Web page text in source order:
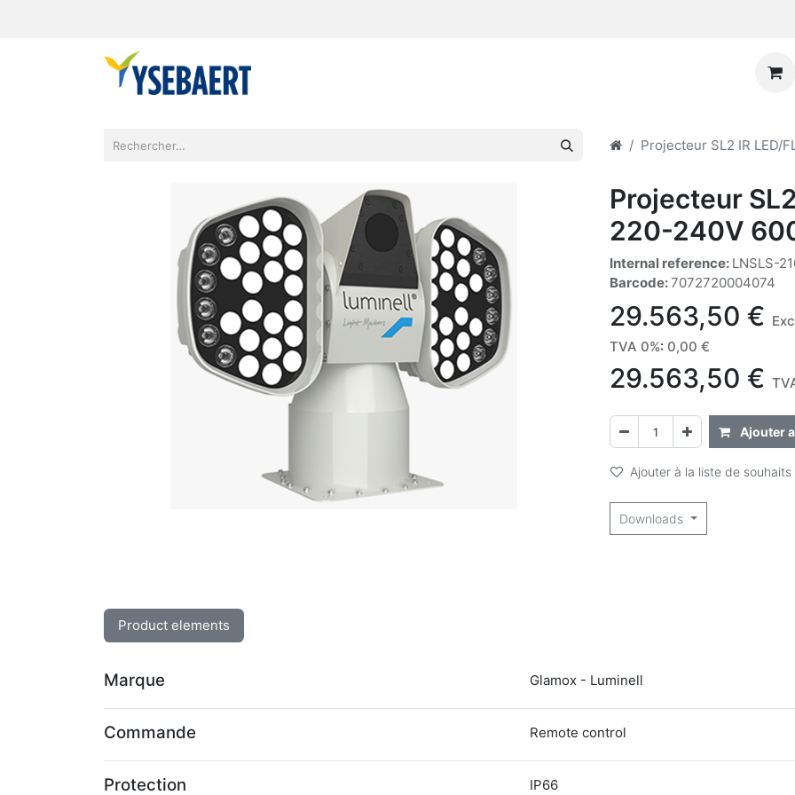
Projecteur SL2 IR LED/
Projecteur
220-240V
Internal reference: LNSLS-
Barcode:7072720004074
29.563,50 €
TVA 0%: 0,00 €
29.563,50 €
Ajouter
Ajouter à la liste de souhaits
Downloads
Product elements
Marque Glamox - Luminell
Commande Remote control
Protection IP66